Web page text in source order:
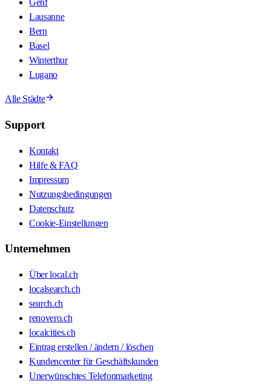
Genf
Lausanne
Bern
Basel
Winterthur
Lugano
Alle Städte
Support
Kontakt
Hilfe & FAQ
Impressum
Nutzungsbedingungen
Datenschutz
Cookie-Einstellungen
Unternehmen
Über local.ch
localsearch.ch
search.ch
renovero.ch
localcities.ch
Eintrag erstellen / ändern / löschen
Kundencenter für Geschäftskunden
Unerwünschtes Telefonmarketing